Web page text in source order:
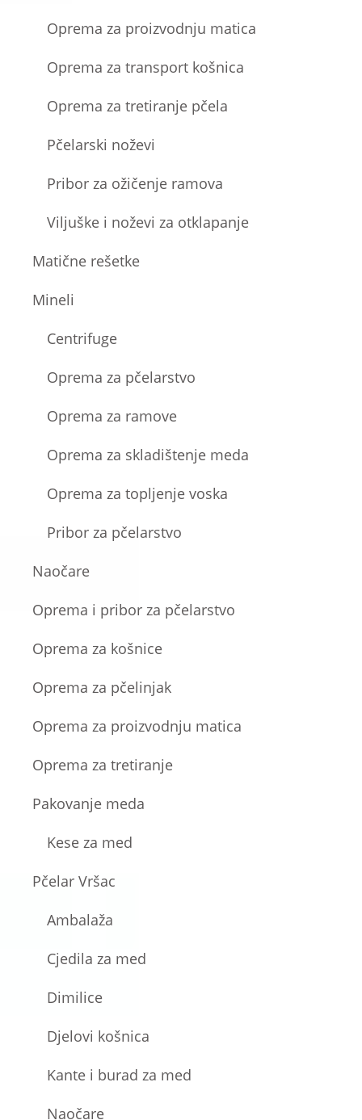
Oprema za proizvodnju matica
Oprema za transport košnica
Oprema za tretiranje pčela
Pčelarski noževi
Pribor za ožičenje ramova
Viljuške i noževi za otklapanje
Matične rešetke
Mineli
Centrifuge
Oprema za pčelarstvo
Oprema za ramove
Oprema za skladištenje meda
Oprema za topljenje voska
Pribor za pčelarstvo
Naočare
Oprema i pribor za pčelarstvo
Oprema za košnice
Oprema za pčelinjak
Oprema za proizvodnju matica
Oprema za tretiranje
Pakovanje meda
Kese za med
Pčelar Vršac
Ambalaža
Cjedila za med
Dimilice
Djelovi košnica
Kante i burad za med
Naočare